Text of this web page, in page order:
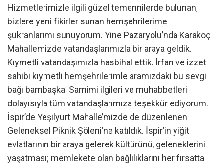
Hizmetlerimizle ilgili güzel temennilerde bulunan,
bizlere yeni fikirler sunan hemşehrilerime
şükranlarımı sunuyorum. Yine Pazaryolu’nda Karakoç
Mahallemizde vatandaşlarımızla bir araya geldik.
Kıymetli vatandaşımızla hasbihal ettik. İrfan ve izzet
sahibi kıymetli hemşehrilerimle aramızdaki bu sevgi
bağı bambaşka. Samimi ilgileri ve muhabbetleri
dolayısıyla tüm vatandaşlarımıza teşekkür ediyorum.
İspir’de Yeşilyurt Mahalle’mizde de düzenlenen
Geleneksel Piknik Şöleni’ne katıldık. İspir’in yiğit
evlatlarının bir araya gelerek kültürünü, geleneklerini
yaşatması; memlekete olan bağlılıklarını her fırsatta